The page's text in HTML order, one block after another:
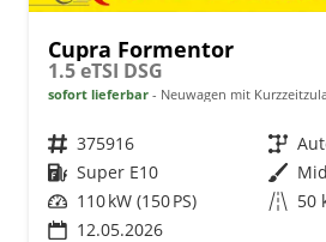
Cupra Formentor
1.5 eTSI DSG
sofort lieferbar Neuwagen mit
Fahrzeugnr. 375916 Getriebe
Kraftstoff Super E10 Außenfarbe
Leistung 110 kW (150 PS) Kilometerstand 50
12.05.2026